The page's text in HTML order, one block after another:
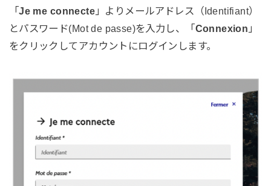
「Je me connecte 」よりメールアドレス（Identifiant）
とパスワード(Mot de passe)を入力し、「 Connexion 」
をクリックしてアカウントにログインします。